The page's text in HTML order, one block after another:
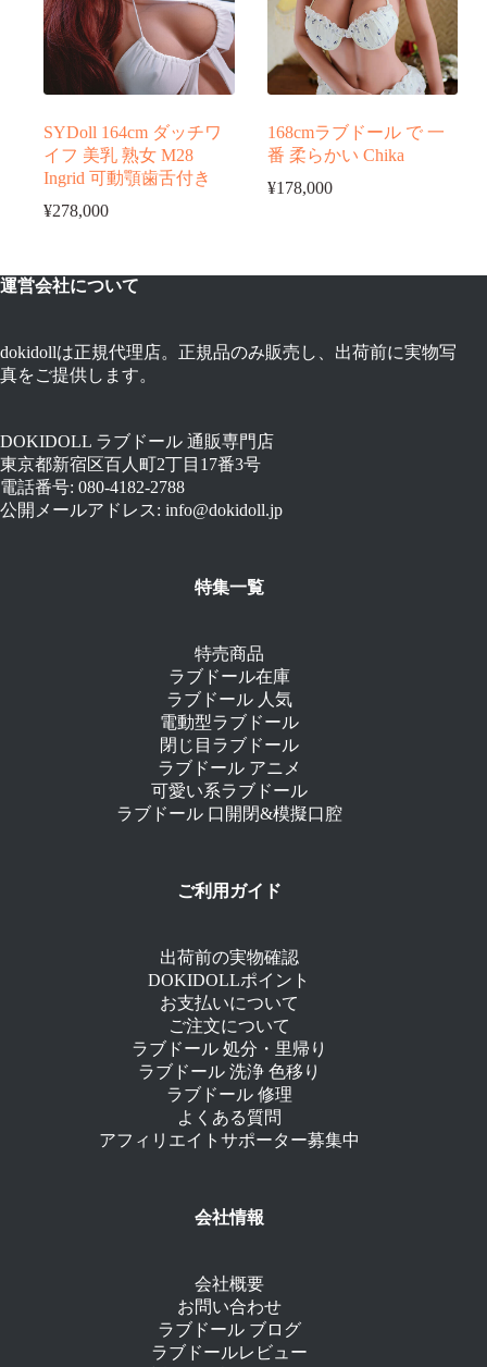
SYDoll 164cm ダッチワ
イフ 美乳 熟女 M28
Ingrid 可動顎歯舌付き
¥278,000
168cmラブドール で 一
番 柔らかい Chika
¥178,000
運営会社について
dokidollは正規代理店。正規品のみ販売し、出荷前に実物写
真をご提供します。
DOKIDOLL ラブドール 通販専門店
東京都新宿区百人町2丁目17番3号
電話番号: 080-4182-2788
公開メールアドレス: info@dokidoll.jp
特集一覧
特売商品
ラブドール在庫
ラブドール 人気
電動型ラブドール
閉じ目ラブドール
ラブドール アニメ
可愛い系ラブドール
ラブドール 口開閉&模擬口腔
ご利用ガイド
出荷前の実物確認
DOKIDOLLポイント
お支払いについて
ご注文について
ラブドール 処分・里帰り
ラブドール 洗浄 色移り
ラブドール 修理
よくある質問
アフィリエイトサポーター募集中
会社情報
会社概要
お問い合わせ
ラブドール ブログ
ラブドールレビュー